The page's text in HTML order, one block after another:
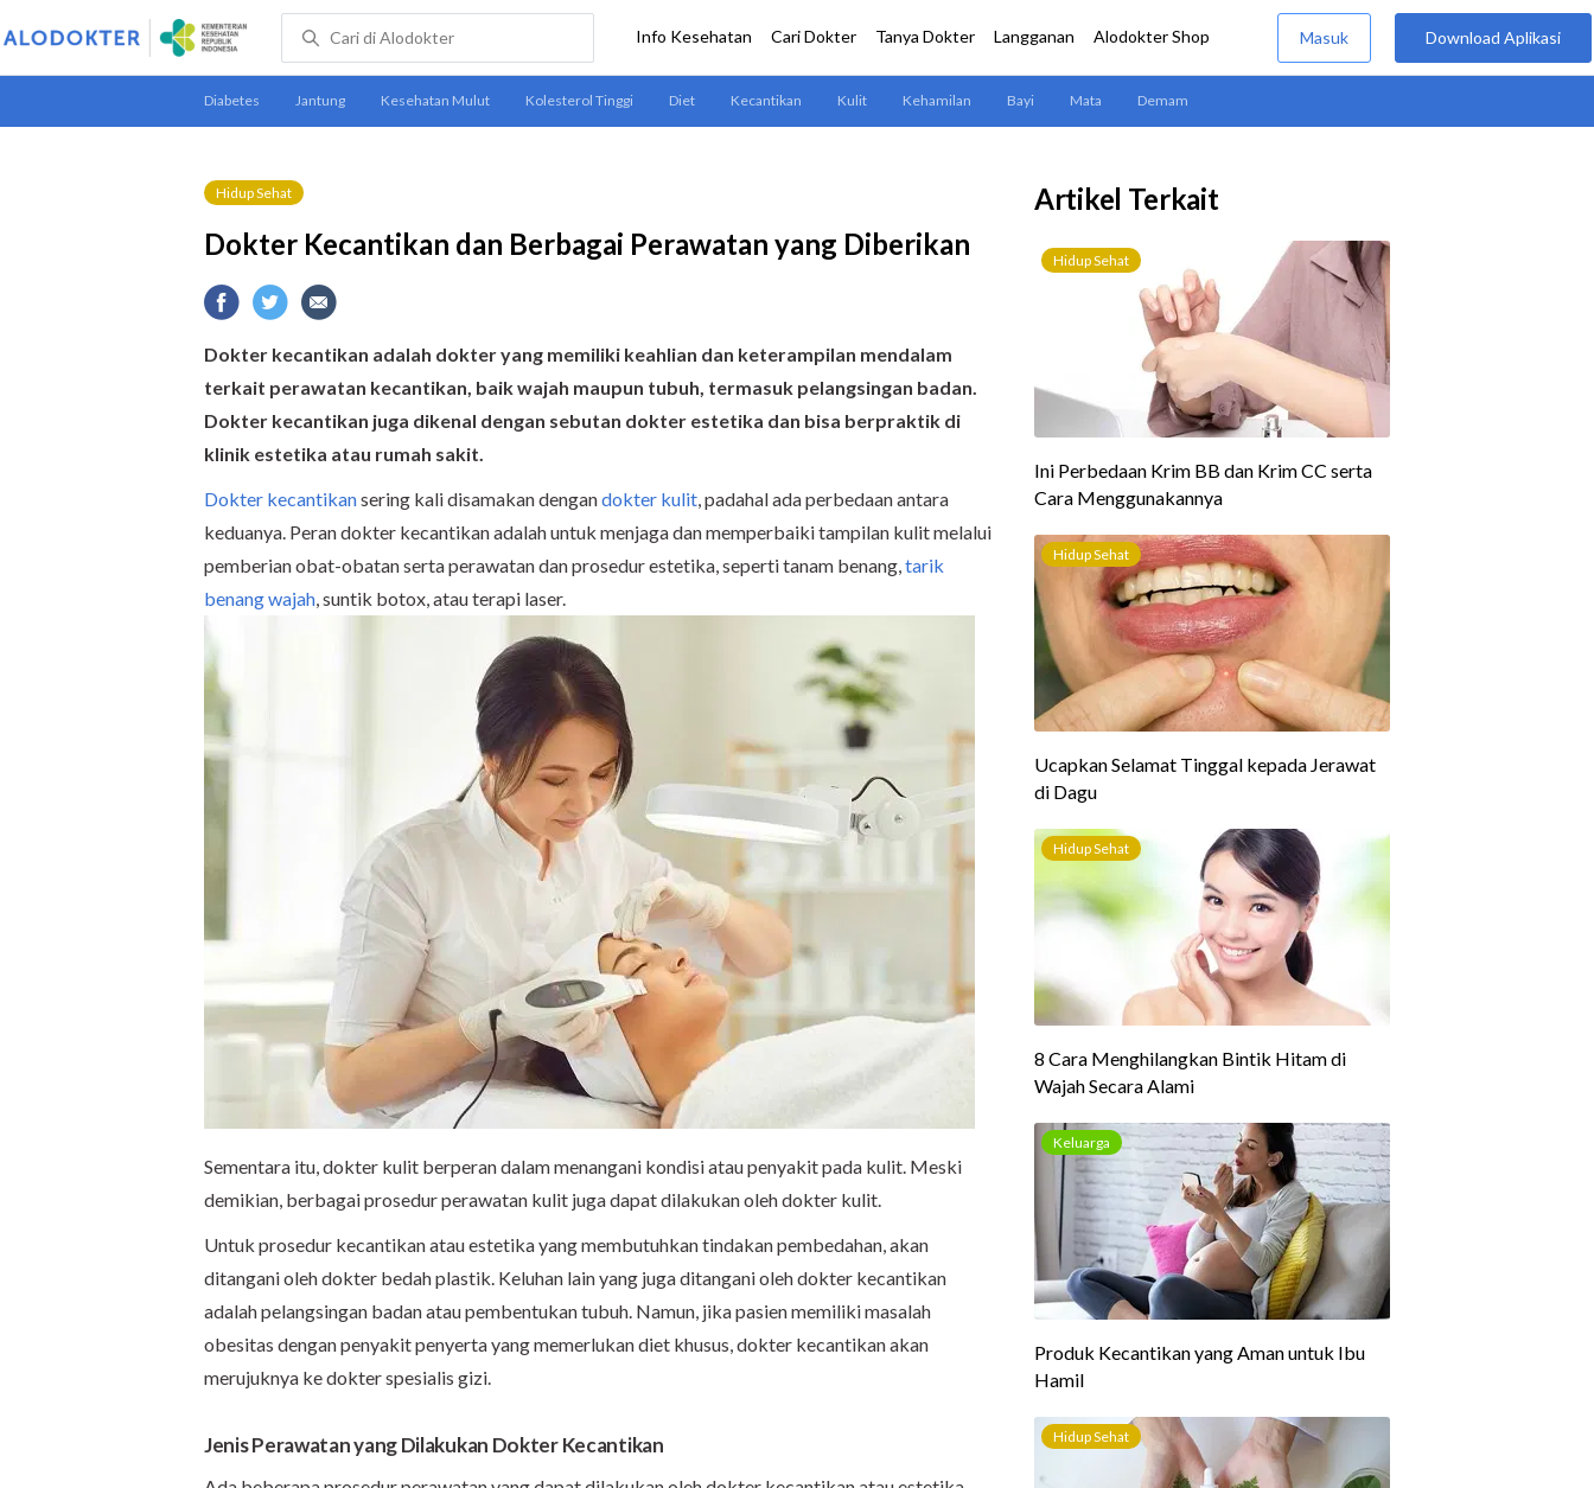
Hidup Sehat
Dokter Kecantikan dan Berbagai Perawatan yang Diberikan
Dokter kecantikan adalah dokter yang memiliki keahlian dan keterampilan mendalam
terkait perawatan kecantikan, baik wajah maupun tubuh, termasuk pelangsingan badan.
Dokter kecantikan juga dikenal dengan sebutan dokter estetika dan bisa berpraktik di
klinik estetika atau rumah sakit.
Dokter kecantikansering kali disamakan dengandokter kulit, padahal ada perbedaan antara
keduanya. Peran dokter kecantikan adalah untuk menjaga dan memperbaiki tampilan kulit melalui
pemberian obat-obatan serta perawatan dan prosedur estetika, seperti tanam benang,tarik
benang wajah, suntik botox, atau terapi laser.
Sementara itu, dokter kulit berperan dalam menangani kondisi atau penyakit pada kulit. Meski
demikian, berbagai prosedur perawatan kulit juga dapat dilakukan oleh dokter kulit.
Untuk prosedur kecantikan atau estetika yang membutuhkan tindakan pembedahan, akan
ditangani oleh dokter bedah plastik. Keluhan lain yang juga ditangani oleh dokter kecantikan
adalah pelangsingan badan atau pembentukan tubuh. Namun, jika pasien memiliki masalah
obesitas dengan penyakit penyerta yang memerlukan diet khusus, dokter kecantikan akan
merujuknya ke dokter spesialis gizi.
Jenis Perawatan yang Dilakukan Dokter Kecantikan
Artikel Terkait